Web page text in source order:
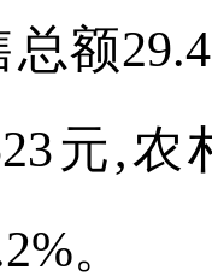
额
元,
。